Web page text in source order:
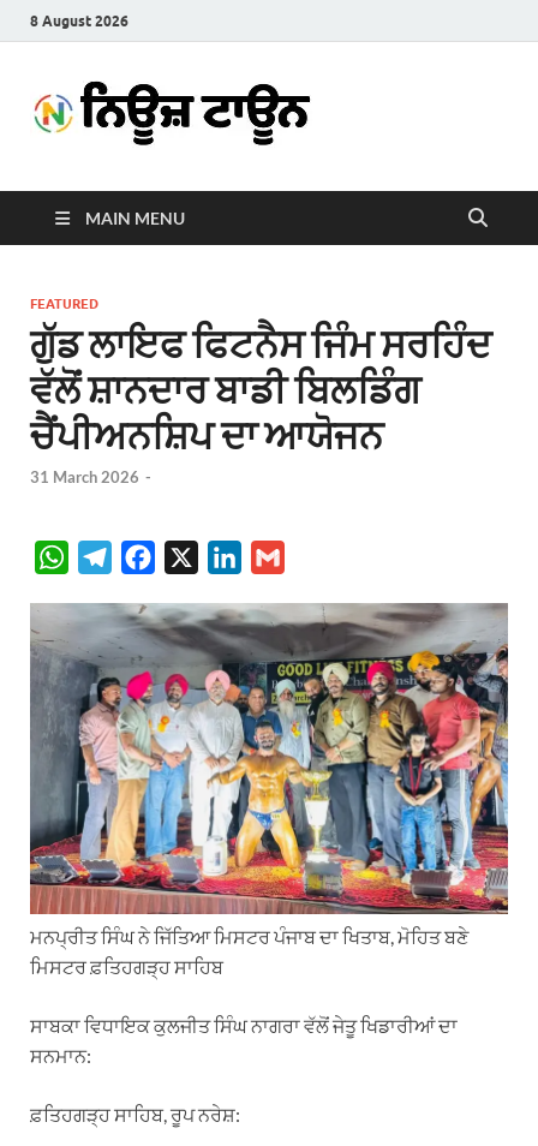
8 August 2026
Town
MAIN MENU
FEATURED
ਗੁੱਡ ਲਾਇਫ ਫਿਟਨੈਸ ਜਿੰਮ ਸਰਹਿੰਦ
ਵੱਲੋਂ ਸ਼ਾਨਦਾਰ ਬਾਡੀ ਬਿਲਡਿੰਗ
ਚੈਂਪੀਅਨਸ਼ਿਪ ਦਾ ਆਯੋਜਨ
31 March 2026 -
W
a
t
s
A
p
l
e
g
r
a
m
c
e
b
o
o
k
n
k
e
d
I
n
a
i
l
ਮਨਪ੍ਰੀਤ ਸਿੰਘ ਨੇ ਜਿੱਤਿਆ ਮਿਸਟਰ ਪੰਜਾਬ ਦਾ ਖਿਤਾਬ, ਮੋਹਿਤ ਬਣੇ
ਮਿਸਟਰ ਫ਼ਤਿਹਗੜ੍ਹ ਸਾਹਿਬ
ਸਾਬਕਾ ਵਿਧਾਇਕ ਕੁਲਜੀਤ ਸਿੰਘ ਨਾਗਰਾ ਵੱਲੋਂ ਜੇਤੂ ਖਿਡਾਰੀਆਂ ਦਾ
ਸਨਮਾਨ:
ਫ਼ਤਿਹਗੜ੍ਹ ਸਾਹਿਬ, ਰੂਪ ਨਰੇਸ਼: